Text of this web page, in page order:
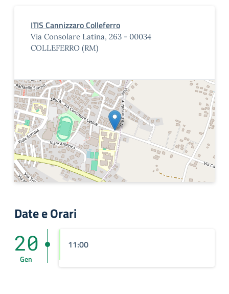
ITIS Cannizzaro Colleferro
Via Consolare Latina, 263 - 00034
COLLEFERRO (RM)
Date e Orari
20
Gen
11:00